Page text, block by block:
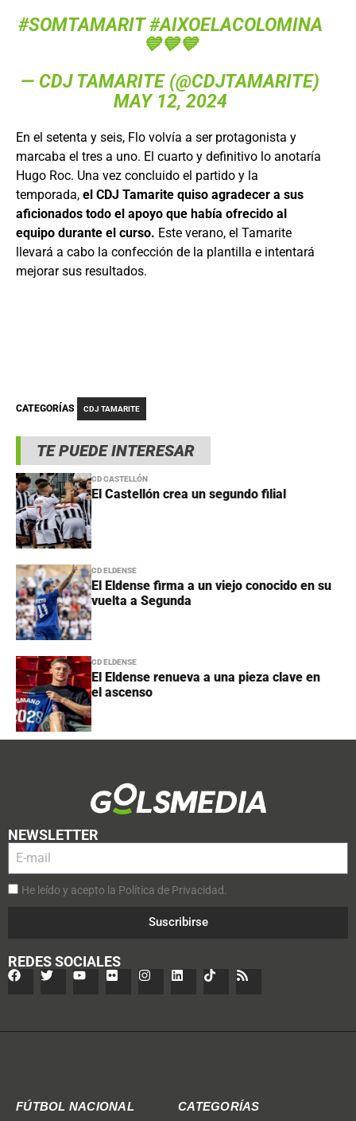
TE PUEDE INTERESAR
CD CASTELLÓN
El Castellón crea un segundo filial
CD ELDENSE
El Eldense firma a un viejo conocido en su
vuelta a Segunda
CD ELDENSE
El Eldense renueva a una pieza clave en
el ascenso
#SOMTAMARIT #AIXOELACOLOMINA
💙💙💙
— CDJ TAMARITE (@CDJTAMARITE)
MAY 12, 2024
En el setenta y seis, Flo volvía a ser protagonista y
marcaba el tres a uno. El cuarto y definitivo lo anotaría
Hugo Roc. Una vez concluido el partido y la
temporada, el CDJ Tamarite quiso agradecer a sus
aficionados todo el apoyo que había ofrecido al
equipo durante el curso. Este verano, el Tamarite
llevará a cabo la confección de la plantilla e intentará
mejorar sus resultados.
CATEGORÍAS CDJ TAMARITE
NEWSLETTER
He leído y acepto la Política de Privacidad.
Suscribirse
REDES SOCIALES
FÚTBOL NACIONAL CATEGORÍAS